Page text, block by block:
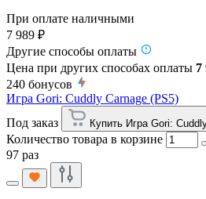
При оплате наличными
7 989 ₽
Другие способы оплаты
Цена при других способах оплаты 7
240 бонусов
Игра Gori: Cuddly Carnage (PS5)
Под заказ
Купить Игра Gori:
Количество товара в корзине
97 раз